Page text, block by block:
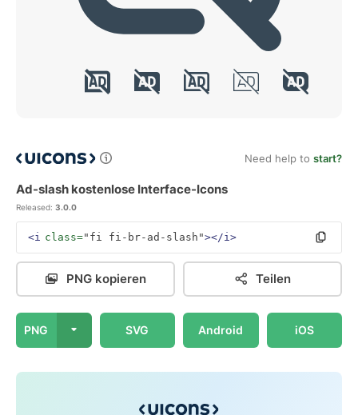
Need help to start?
Ad-slash kostenlose Interface-Icons
Released: 3.0.0
<i class="fi fi-br-ad-slash"></i>
PNG kopieren Teilen
PNG SVG Android iOS